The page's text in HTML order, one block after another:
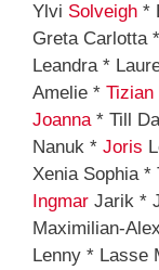
Ylvi Solveigh *
Greta Carlotta *
Leandra *
Amelie * Tizian
Joanna* Till
Nanuk * Joris
Xenia Sophia *
Ingmar Jarik *
Maximilian-
Lenny * Lasse